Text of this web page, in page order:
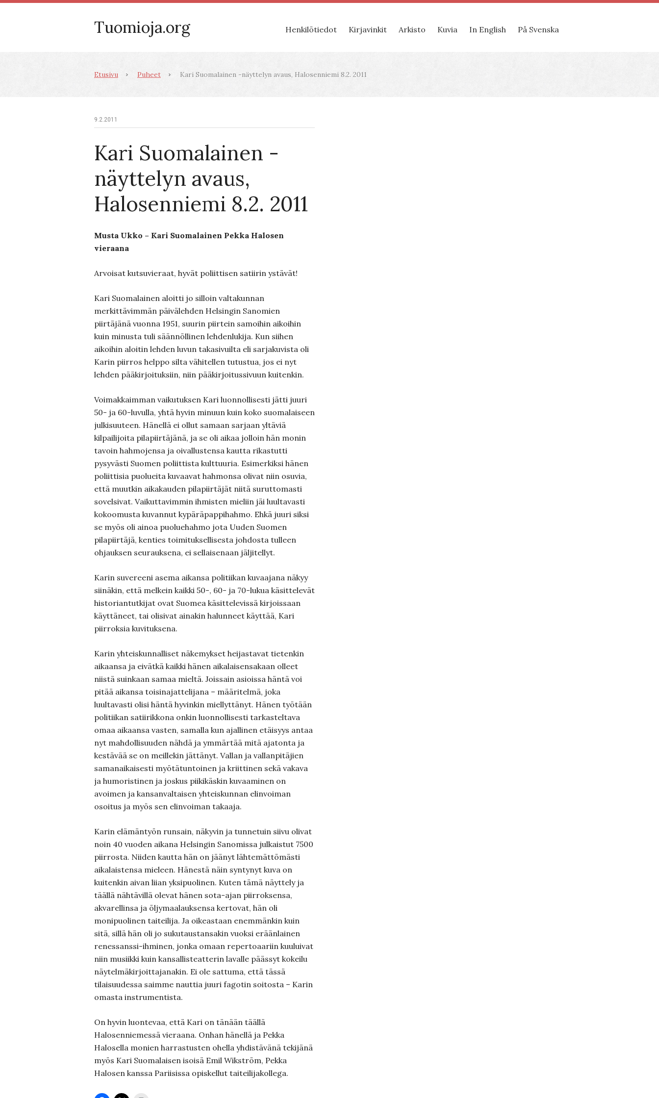
Tuomioja.org Henkilötiedot Kirjavinkit Arkisto Kuvia In English På Svenska
Etusivu Puheet Kari Suomalainen -näyttelyn avaus, Halosenniemi 8.2. 2011
9.2.2011
Kari Suomalainen -
näyttelyn avaus,
Halosenniemi 8.2. 2011
Musta Ukko – Kari Suomalainen Pekka Halosen
vieraana
Arvoisat kutsuvieraat, hyvät poliittisen satiirin ystävät!
Kari Suomalainen aloitti jo silloin valtakunnan
merkittävimmän päivälehden Helsingin Sanomien
piirtäjänä vuonna 1951, suurin piirtein samoihin aikoihin
kuin minusta tuli säännöllinen lehdenlukija. Kun siihen
aikoihin aloitin lehden luvun takasivuilta eli sarjakuvista oli
Karin piirros helppo silta vähitellen tutustua, jos ei nyt
lehden pääkirjoituksiin, niin pääkirjoitussivuun kuitenkin.
Voimakkaimman vaikutuksen Kari luonnollisesti jätti juuri
50- ja 60-luvulla, yhtä hyvin minuun kuin koko suomalaiseen
julkisuuteen. Hänellä ei ollut samaan sarjaan yltäviä
kilpailijoita pilapiirtäjänä, ja se oli aikaa jolloin hän monin
tavoin hahmojensa ja oivallustensa kautta rikastutti
pysyvästi Suomen poliittista kulttuuria. Esimerkiksi hänen
poliittisia puolueita kuvaavat hahmonsa olivat niin osuvia,
että muutkin aikakauden pilapiirtäjät niitä suruttomasti
sovelsivat. Vaikuttavimmin ihmisten mieliin jäi luultavasti
kokoomusta kuvannut kypäräpappihahmo. Ehkä juuri siksi
se myös oli ainoa puoluehahmo jota Uuden Suomen
pilapiirtäjä, kenties toimituksellisesta johdosta tulleen
ohjauksen seurauksena, ei sellaisenaan jäljitellyt.
Karin suvereeni asema aikansa politiikan kuvaajana näkyy
siinäkin, että melkein kaikki 50-, 60- ja 70-lukua käsittelevät
historiantutkijat ovat Suomea käsittelevissä kirjoissaan
käyttäneet, tai olisivat ainakin halunneet käyttää, Kari
piirroksia kuvituksena.
Karin yhteiskunnalliset näkemykset heijastavat tietenkin
aikaansa ja eivätkä kaikki hänen aikalaisensakaan olleet
niistä suinkaan samaa mieltä. Joissain asioissa häntä voi
pitää aikansa toisinajattelijana – määritelmä, joka
luultavasti olisi häntä hyvinkin miellyttänyt. Hänen työtään
politiikan satiirikkona onkin luonnollisesti tarkasteltava
omaa aikaansa vasten, samalla kun ajallinen etäisyys antaa
nyt mahdollisuuden nähdä ja ymmärtää mitä ajatonta ja
kestävää se on meillekin jättänyt. Vallan ja vallanpitäjien
samanaikaisesti myötätuntoinen ja kriittinen sekä vakava
ja humoristinen ja joskus piikikäskin kuvaaminen on
avoimen ja kansanvaltaisen yhteiskunnan elinvoiman
osoitus ja myös sen elinvoiman takaaja.
Karin elämäntyön runsain, näkyvin ja tunnetuin siivu olivat
noin 40 vuoden aikana Helsingin Sanomissa julkaistut 7500
piirrosta. Niiden kautta hän on jäänyt lähtemättömästi
aikalaistensa mieleen. Hänestä näin syntynyt kuva on
kuitenkin aivan liian yksipuolinen. Kuten tämä näyttely ja
täällä nähtävillä olevat hänen sota-ajan piirroksensa,
akvarellinsa ja öljymaalauksensa kertovat, hän oli
monipuolinen taiteilija. Ja oikeastaan enemmänkin kuin
sitä, sillä hän oli jo sukutaustansakin vuoksi eräänlainen
renessanssi-ihminen, jonka omaan repertoaariin kuuluivat
niin musiikki kuin kansallisteatterin lavalle päässyt kokeilu
näytelmäkirjoittajanakin. Ei ole sattuma, että tässä
tilaisuudessa saimme nauttia juuri fagotin soitosta – Karin
omasta instrumentista.
On hyvin luontevaa, että Kari on tänään täällä
Halosenniemessä vieraana. Onhan hänellä ja Pekka
Halosella monien harrastusten ohella yhdistävänä tekijänä
myös Kari Suomalaisen isoisä Emil Wikström, Pekka
Halosen kanssa Pariisissa opiskellut taiteilijakollega.